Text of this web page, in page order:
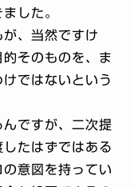
した。
、当然ですけ
そのものを、ま
ではないという
ですが、二次提
たはずではある
意図を持ってい